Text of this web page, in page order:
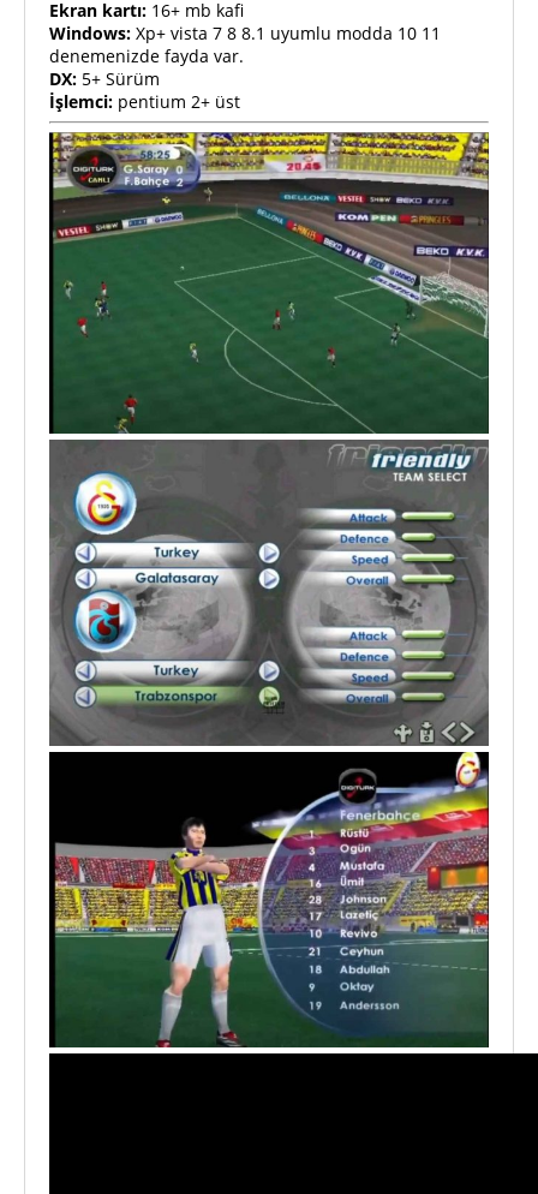
Ekran kartı: 16+ mb kafi
Windows: Xp+ vista 7 8 8.1 uyumlu modda 10 11
denemenizde fayda var.
DX: 5+ Sürüm
İşlemci: pentium 2+ üst